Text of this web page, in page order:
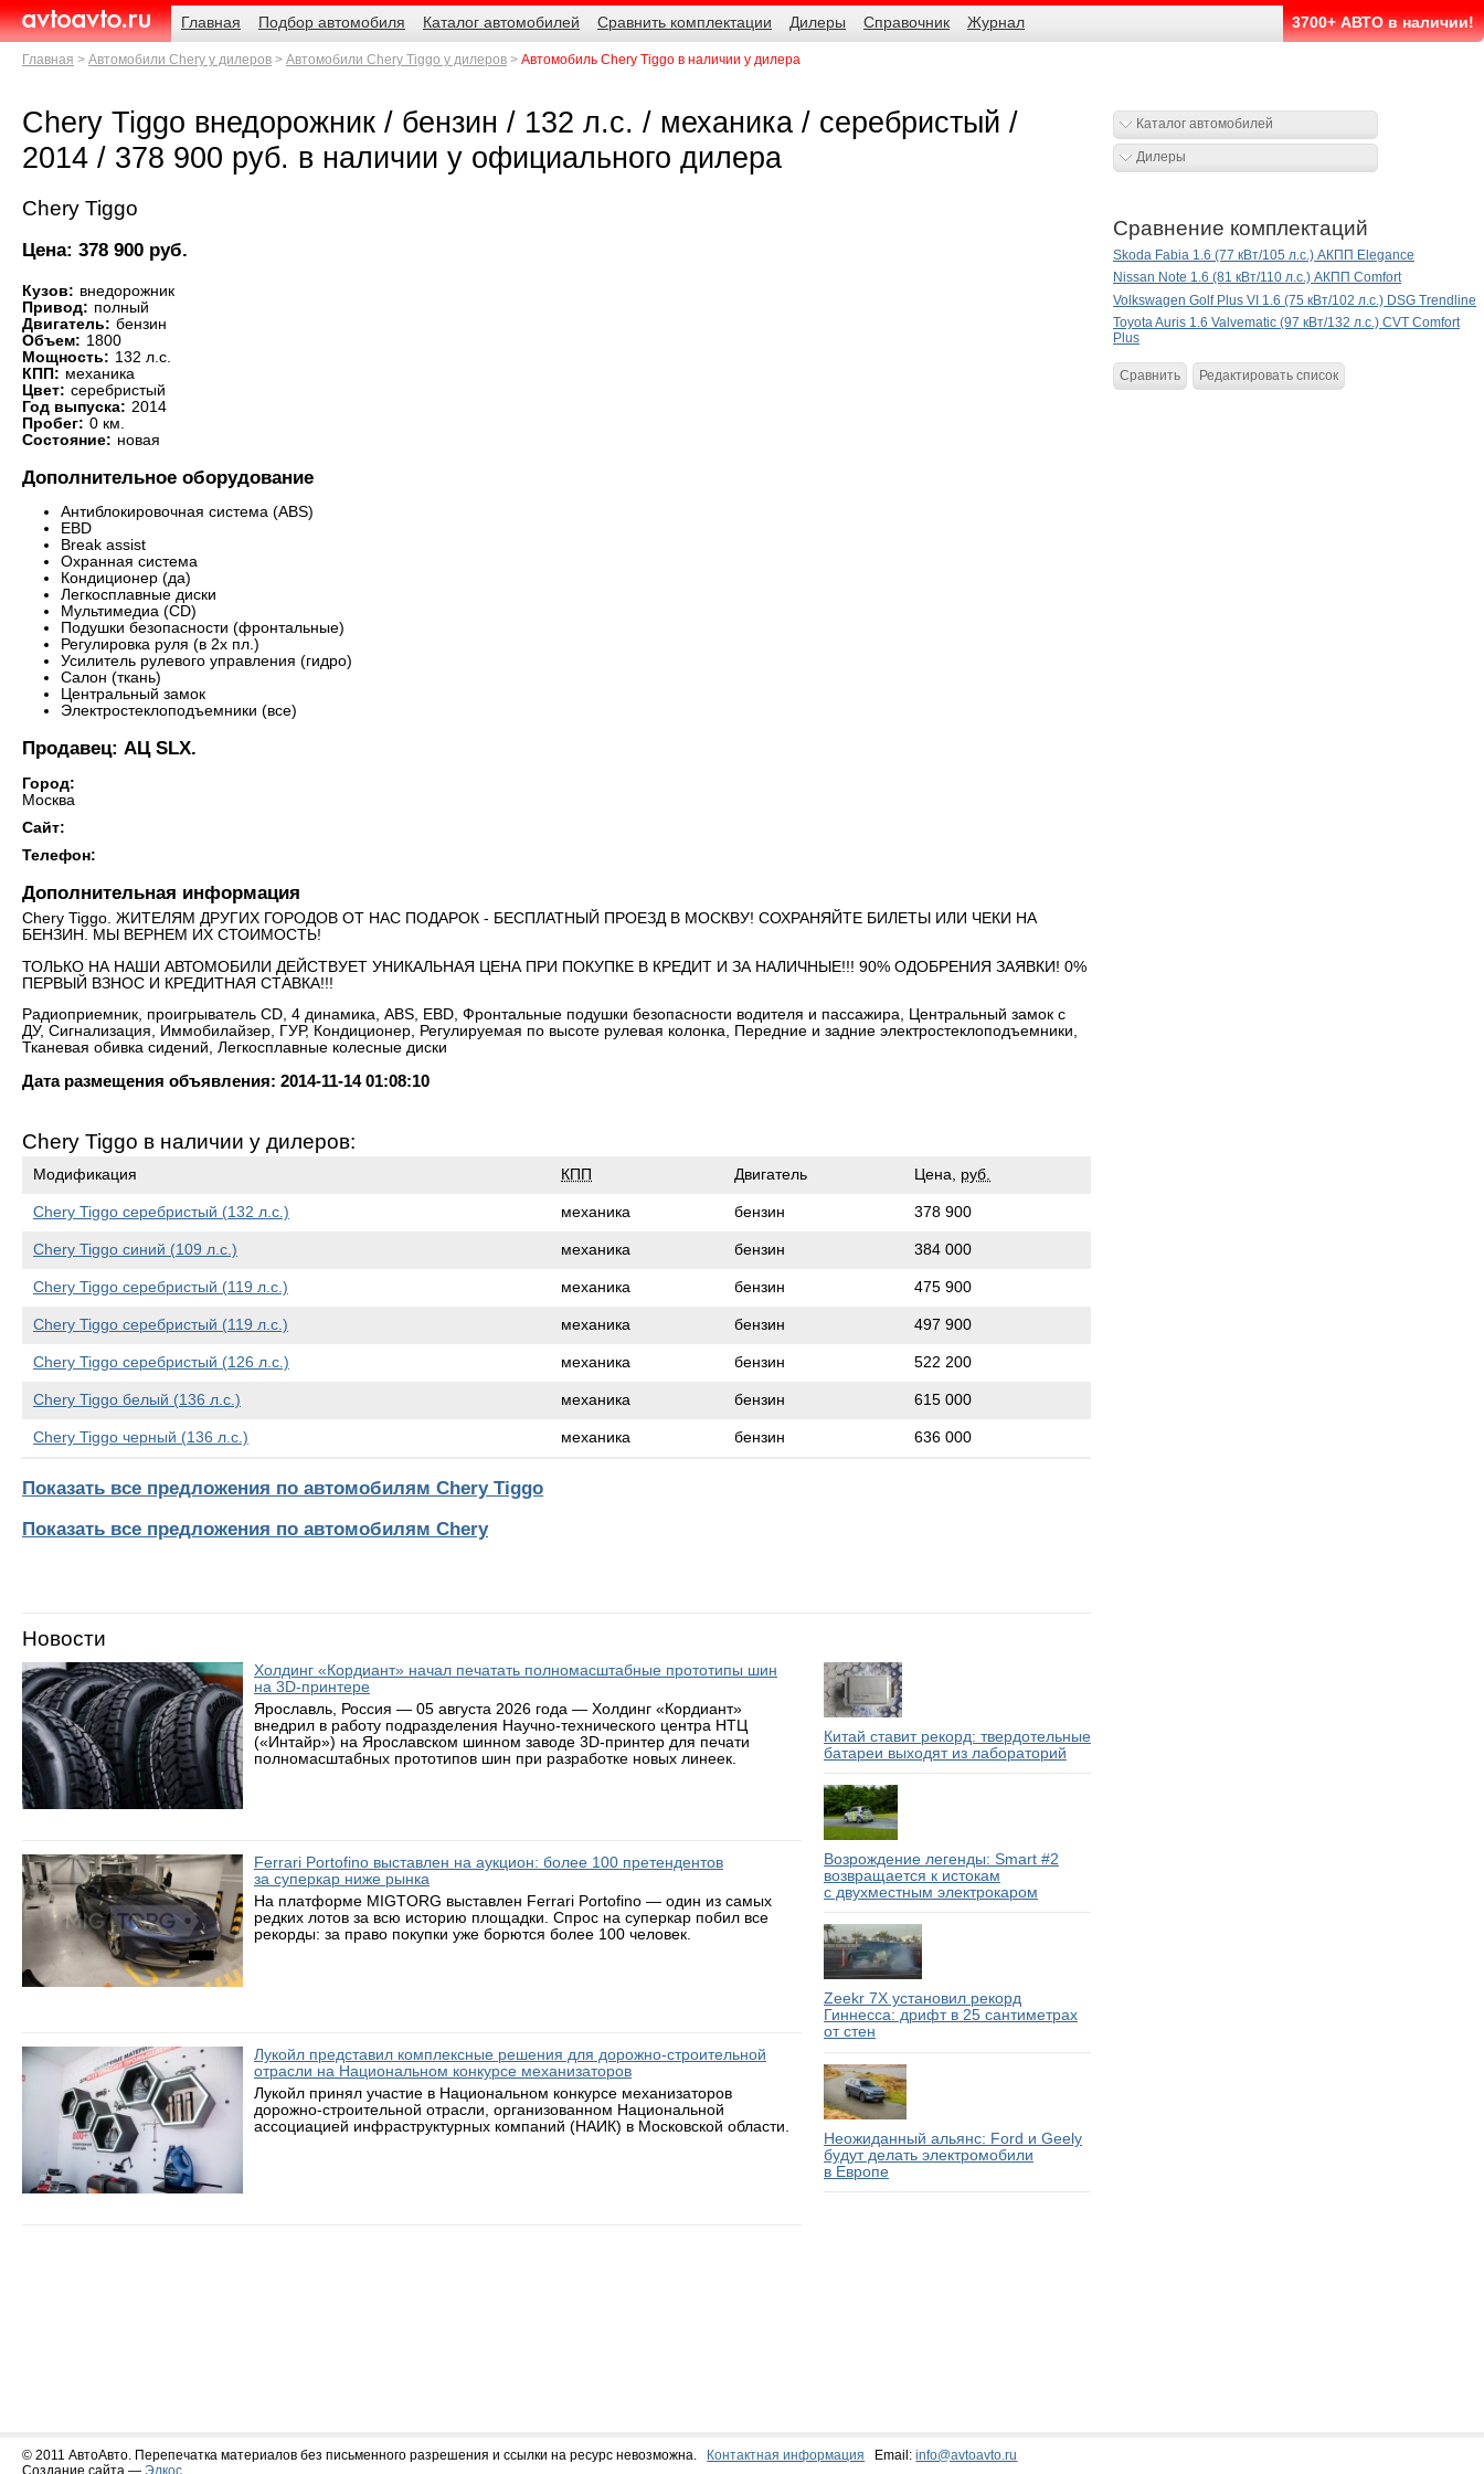
AvtoAvto.ru
Навигация
Главная
Подбор автомобиля Каталог автомобилей Сравнить комплектации Дилеры Справочник Журнал 3700+ АВТО в наличии!
Родительские
страницы
Главная Автомобили Chery у дилеров Автомобили Chery Tiggo у дилеров Автомобиль Chery Tiggo в наличии у дилера
Chery Tiggo внедорожник / бензин / 132 л.с. / механика / серебристый /
2014 / 378 900 руб. в наличии у официального дилера
Chery Tiggo
Цена: 378 900 руб.
Кузов: внедорожник
Привод: полный
Двигатель: бензин
Объем: 1800
Мощность: 132 л.с.
КПП: механика
Цвет: серебристый
Год выпуска: 2014
Пробег: 0 км.
Состояние: новая
Дополнительное оборудование
Антиблокировочная система (ABS)
EBD
Break assist
Охранная система
Кондиционер (да)
Легкосплавные диски
Мультимедиа (CD)
Подушки безопасности (фронтальные)
Регулировка руля (в 2х пл.)
Усилитель рулевого управления (гидро)
Салон (ткань)
Центральный замок
Электростеклоподъемники (все)
Продавец: АЦ SLX.
Город:
Москва
Сайт:
Телефон:
Дополнительная информация
Chery Tiggo. ЖИТЕЛЯМ ДРУГИХ ГОРОДОВ ОТ НАС ПОДАРОК - БЕСПЛАТНЫЙ ПРОЕЗД В МОСКВУ! СОХРАНЯЙТЕ БИЛЕТЫ ИЛИ ЧЕКИ НА
БЕНЗИН. МЫ ВЕРНЕМ ИХ СТОИМОСТЬ!
ТОЛЬКО НА НАШИ АВТОМОБИЛИ ДЕЙСТВУЕТ УНИКАЛЬНАЯ ЦЕНА ПРИ ПОКУПКЕ В КРЕДИТ И ЗА НАЛИЧНЫЕ!!! 90% ОДОБРЕНИЯ ЗАЯВКИ! 0%
ПЕРВЫЙ ВЗНОС И КРЕДИТНАЯ СТАВКА!!!
Радиоприемник, проигрыватель CD, 4 динамика, ABS, EBD, Фронтальные подушки безопасности водителя и пассажира, Центральный замок с
ДУ, Сигнализация, Иммобилайзер, ГУР, Кондиционер, Регулируемая по высоте рулевая колонка, Передние и задние электростеклоподъемники,
Тканевая обивка сидений, Легкосплавные колесные диски
Дата размещения объявления: 2014-11-14 01:08:10
Chery Tiggo в наличии у дилеров:
Модификация КПП Двигатель Цена, руб.
Chery Tiggo серебристый (132 л.с.) механика бензин 378 900
Chery Tiggo синий (109 л.с.) механика бензин 384 000
Chery Tiggo серебристый (119 л.с.) механика бензин 475 900
Chery Tiggo серебристый (119 л.с.) механика бензин 497 900
Chery Tiggo серебристый (126 л.с.) механика бензин 522 200
Chery Tiggo белый (136 л.с.) механика бензин 615 000
Chery Tiggo черный (136 л.с.) механика бензин 636 000
Показать все предложения по автомобилям Chery Tiggo
Показать все предложения по автомобилям Chery
Новости
Холдинг «Кордиант» начал печатать полномасштабные прототипы шин
на 3D-принтере
Ярославль, Россия — 05 августа 2026 года — Холдинг «Кордиант»
внедрил в работу подразделения Научно-технического центра НТЦ
(«Интайр») на Ярославском шинном заводе 3D-принтер для печати
полномасштабных прототипов шин при разработке новых линеек.
Ferrari Portofino выставлен на аукцион: более 100 претендентов
за суперкар ниже рынка
На платформе MIGTORG выставлен Ferrari Portofino — один из самых
редких лотов за всю историю площадки. Спрос на суперкар побил все
рекорды: за право покупки уже борются более 100 человек.
Лукойл представил комплексные решения для дорожно-строительной
отрасли на Национальном конкурсе механизаторов
Лукойл принял участие в Национальном конкурсе механизаторов
дорожно-строительной отрасли, организованном Национальной
ассоциацией инфраструктурных компаний (НАИК) в Московской области.
Китай ставит рекорд: твердотельные
батареи выходят из лабораторий
Возрождение легенды: Smart #2
возвращается к истокам
с двухместным электрокаром
Zeekr 7X установил рекорд
Гиннесса: дрифт в 25 сантиметрах
от стен
Неожиданный альянс: Ford и Geely
будут делать электромобили
в Европе
Каталог автомобилей
Дилеры
Сравнение комплектаций
Skoda Fabia 1.6 (77 кВт/105 л.с.) АКПП Elegance
Nissan Note 1.6 (81 кВт/110 л.с.) АКПП Comfort
Volkswagen Golf Plus VI 1.6 (75 кВт/102 л.с.) DSG Trendline
Toyota Auris 1.6 Valvematic (97 кВт/132 л.с.) CVT Comfort
Plus
Сравнить Редактировать список
© 2011 АвтоАвто. Перепечатка материалов без письменного разрешения и ссылки на ресурс невозможна. Контактная информация Email: info@avtoavto.ru